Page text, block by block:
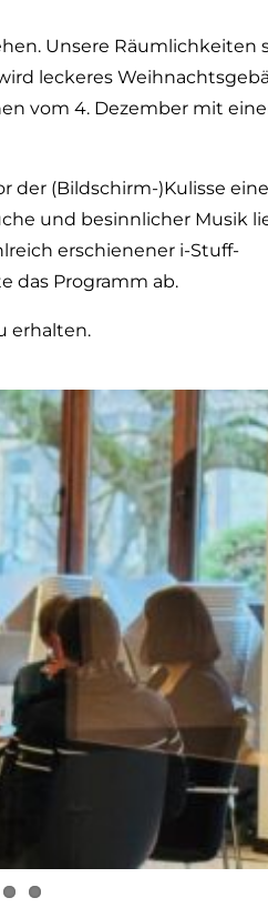
Unsere Räumlichkeiten
leckeres
vom 4. Dezember mit
der (Bildschirm-)Kulisse
und besinnlicher Musik
erschienener i-Stuff-
das Programm ab.
erhalten.